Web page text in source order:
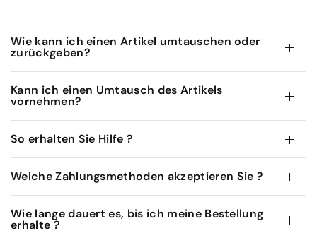
Wie kann ich einen Artikel umtauschen oder
zurückgeben?
Kann ich einen Umtausch des Artikels
vornehmen?
So erhalten Sie Hilfe ?
Welche Zahlungsmethoden akzeptieren Sie ?
Wie lange dauert es, bis ich meine Bestellung
erhalte ?